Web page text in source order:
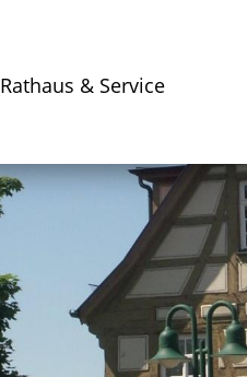
Rathaus & Service